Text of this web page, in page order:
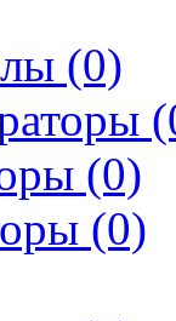
(0)
(0)
(0)